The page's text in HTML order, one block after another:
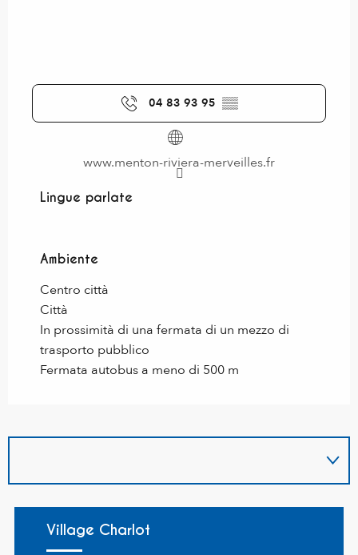
04 83 93 95 ▒▒
www.menton-riviera-merveilles.fr
Lingue parlate
Lingue parlate
Ambiente
Ambiente
Centro città
Città
In prossimità di una fermata di un mezzo di
trasporto pubblico
Fermata autobus a meno di 500 m
Village Charlot